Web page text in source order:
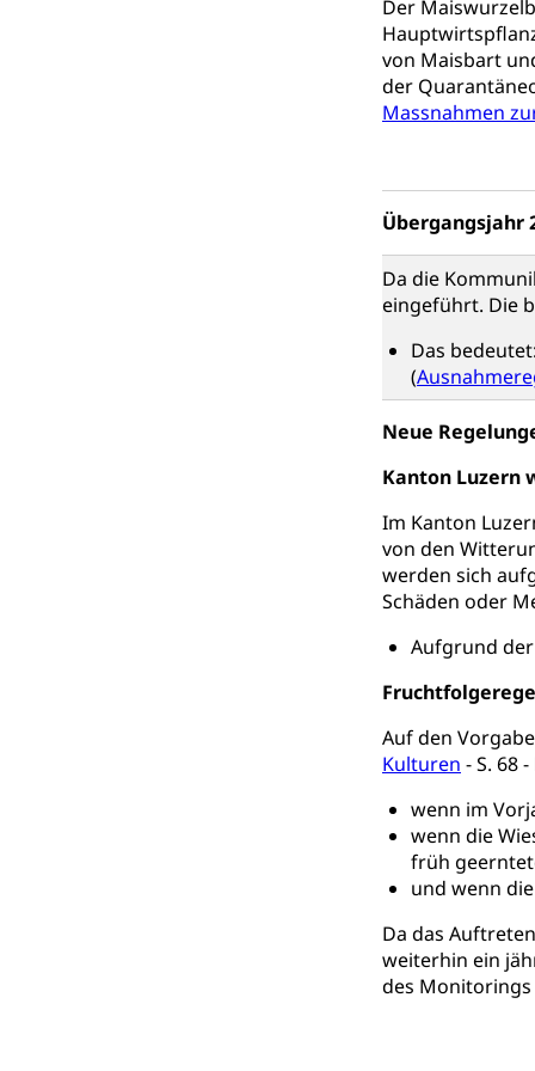
Der
von Maisbart
der
Massnahmen
Übergangsjahr
Da die
eingeführt. Die
Das
(
Neue
Kanton Luzern
Im Kanton
von den
werden sich
Schäden oder
Aufgrund
Auf den
Kulturen - S. 68
wenn im
wenn die
früh
und wenn
Da das
weiterhin ein
des Monitorings
Mobilität
Schifffahrt
Schifffahrt
Strasse
Autoverkehr,
Persönliches
Zivilstand
Geburt, Heirat,
Adoption
Adoptivkind,
Adoption
Amt für
Ausweise
Reisepass,
Reisepass,
Einbürgerung
Nationalität,